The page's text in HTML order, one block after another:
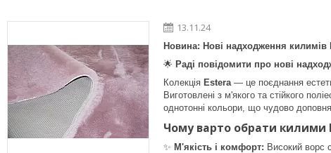
13.11.24
Новина: Нові надходження килимів
🌟 Раді повідомити про нові
Колекція Estera — це поєднання
Виготовлені з м'якого та стійкого
однотонні кольори, що чудово
Чому варто обрати килими
✨ М'якість і комфорт: Високий ворс